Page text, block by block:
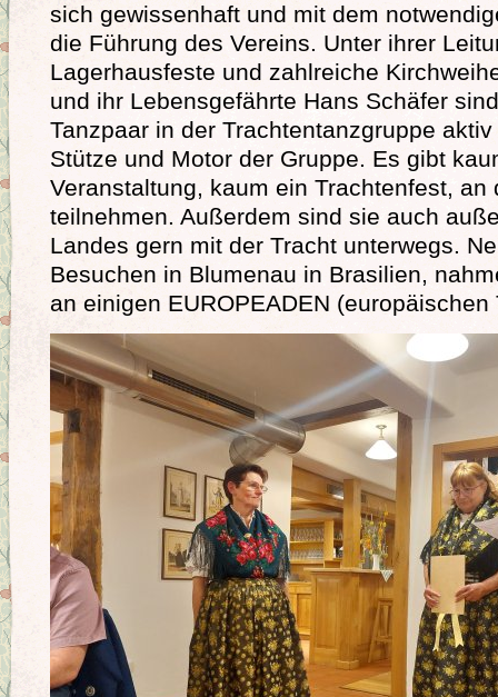
sich gewissenhaft und mit dem
die Führung des Vereins. Unter ihrer
Lagerhausfeste und zahlreiche
und ihr Lebensgefährte Hans Schäfer
Tanzpaar in der Trachtentanzgruppe
Stütze und Motor der Gruppe. Es gibt
Veranstaltung, kaum ein Trachtenfest, an
teilnehmen. Außerdem sind sie auch
Landes gern mit der Tracht unterwegs.
Besuchen in Blumenau in Brasilien,
an einigen EUROPEADEN